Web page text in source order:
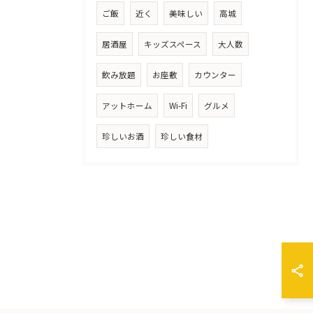
ご飯 近く 美味しい 高城
居酒屋 キッズスペース 大人数
飲み放題 お座敷 カウンター
アットホーム Wi-Fi グルメ
珍しいお酒 珍しい食材